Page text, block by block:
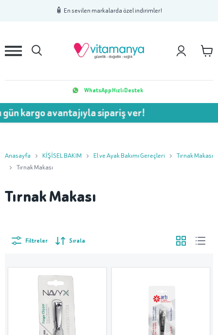
🧴 En sevilen markalarda özel indirimler!
2 3
WhatsApp Hızlı Destek
kargo avantajıyla sipariş ver!
Anasayfa KİŞİSEL BAKIM El ve Ayak Bakımı Gereçleri
Tırnak Makası
Tırnak Makası
Tırnak Makası
Filtreler Sırala